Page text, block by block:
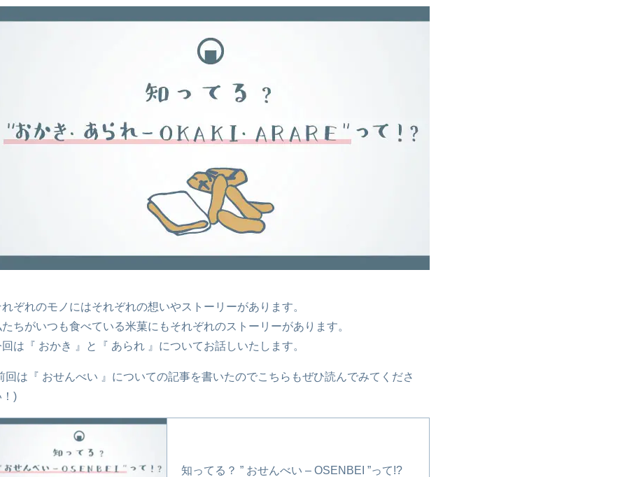
ぞれのモノにはそれぞれの想いやストーリーがあります。
ちがいつも食べている米菓にもそれぞれのストーリーがあります。
は『 おかき 』と『 あられ 』についてお話しいたします。
回は『 おせんべい 』についての記事を書いたのでこちらもぜひ読んでみてくださ
)
知ってる？ ” おせんべい – OSENBEI ”って!?